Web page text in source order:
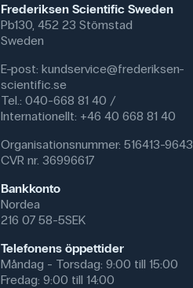
Frederiksen Scientific Sweden
Pb130, 452 23 Stömstad
Sweden
E-post: kundservice@frederiksen-
scientific.se
Tel.: 040-668 81 40 /
Internationellt: +46 40 668 81 40
Organisationsnummer: 516413-9643
CVR nr. 36996617
Bankkonto
Nordea
216 07 58-5SEK
Telefonens öppettider
Måndag - Torsdag: 9:00 till 15:00
Fredag: 9:00 till 14:00